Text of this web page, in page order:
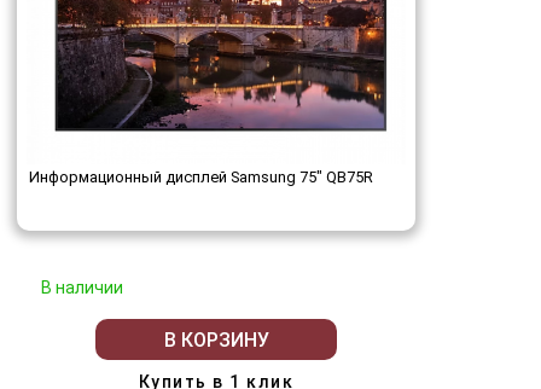
Информационный дисплей Samsung 75" QB75R
В наличии
В КОРЗИНУ
Купить в 1 клик